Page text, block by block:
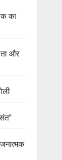
का
और